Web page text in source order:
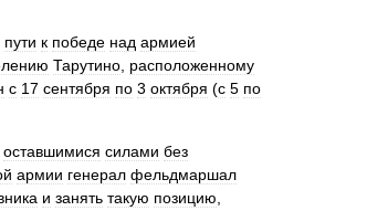
пути к победе над армией
Тарутино расположенному
с 17 сентября по 3 октября (с 5 по
оставшимися силами без
армии генерал фельдмаршал
и занять такую позицию